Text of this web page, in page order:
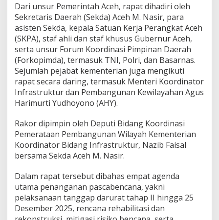
r
a
s
t
r
u
k
t
u
r
P
a
c
a
b
e
n
a
n
a
A
c
e
‎Dari unsur Pemerintah Aceh, rapat dihadiri oleh
Sekretaris Daerah (Sekda) Aceh M. Nasir, para
asisten Sekda, kepala Satuan Kerja Perangkat Aceh
(SKPA), staf ahli dan staf khusus Gubernur Aceh,
serta unsur Forum Koordinasi Pimpinan Daerah
(Forkopimda), termasuk TNI, Polri, dan Basarnas.
Sejumlah pejabat kementerian juga mengikuti
rapat secara daring, termasuk Menteri Koordinator
Infrastruktur dan Pembangunan Kewilayahan Agus
Harimurti Yudhoyono (AHY).
Rakor dipimpin oleh Deputi Bidang Koordinasi
Pemerataan Pembangunan Wilayah Kementerian
Koordinator Bidang Infrastruktur, Nazib Faisal
bersama Sekda Aceh M. Nasir.
Dalam rapat tersebut dibahas empat agenda
utama penanganan pascabencana, yakni
pelaksanaan tanggap darurat tahap II hingga 25
Desember 2025, rencana rehabilitasi dan